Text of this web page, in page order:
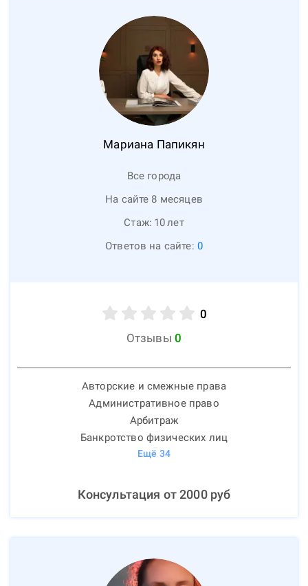
Мариана Папикян
Все города
На сайте 8 месяцев
Стаж: 10лет
Ответов на сайте: 0
0
Отзывы 0
Авторские и смежные права
Административное право
Арбитраж
Банкротство физических лиц
Ещё 34
Консультация от2000руб